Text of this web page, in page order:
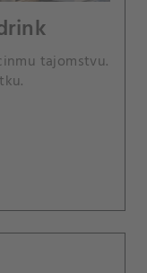
tajomstvu.